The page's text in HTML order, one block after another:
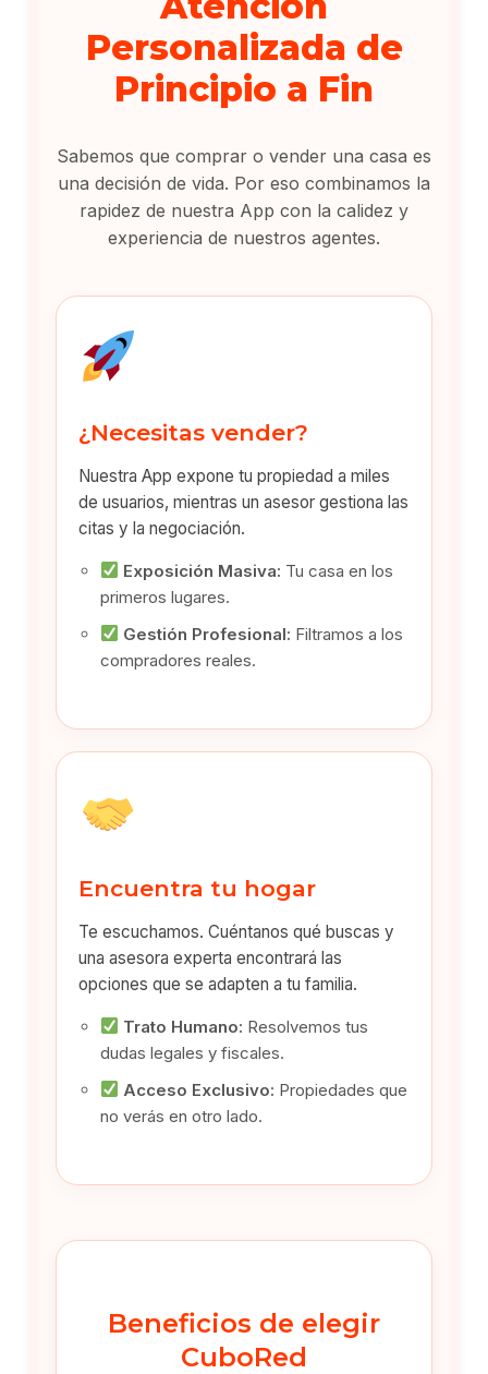
Personalizada de
Principio a Fin
Sabemos que comprar o vender una casa es
una decisión de vida. Por eso combinamos la
rapidez de nuestra App con la calidez y
experiencia de nuestros agentes.
¿Necesitas vender?
Nuestra App expone tu propiedad a miles
de usuarios, mientras un asesor gestiona las
citas y la negociación.
Exposición Masiva: Tu casa en los
primeros lugares.
Gestión Profesional: Filtramos a los
compradores reales.
Encuentra tu hogar
Te escuchamos. Cuéntanos qué buscas y
una asesora experta encontrará las
opciones que se adapten a tu familia.
Trato Humano: Resolvemos tus
dudas legales y fiscales.
Acceso Exclusivo: Propiedades que
no verás en otro lado.
Beneficios de elegir
CuboRed